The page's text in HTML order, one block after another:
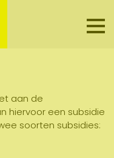
aan de
hiervoor een subsidie
soorten subsidies: